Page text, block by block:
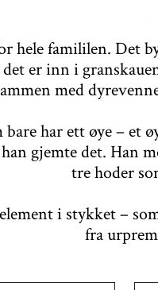
hele famililen. Det
er inn i
med
har ett øye – et
gjemte det.
tre hoder
i stykket –
fra